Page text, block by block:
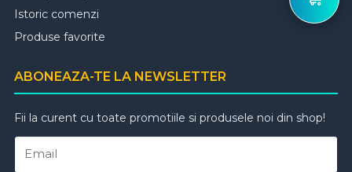
Istoric comenzi
Produse favorite
ABONEAZA-TE LA NEWSLETTER
Fii la curent cu toate promotiile si produsele noi din shop!
Email